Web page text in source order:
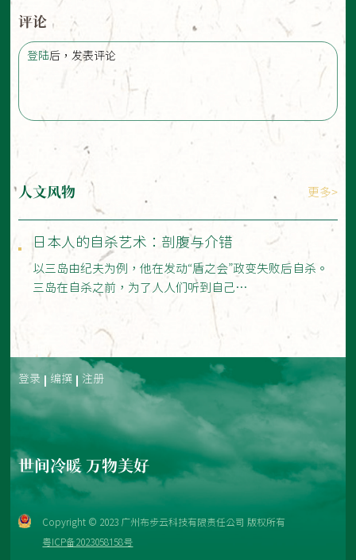
评论
登陆后，发表评论
人文风物 更多>
日本人的自杀艺术：剖腹与介错
以三岛由纪夫为例，他在发动“盾之会”政变失败后自杀。
三岛在自杀之前，为了人人们听到自己…
登录 编撰 注册
世间冷暖 万物美好
Copyright © 2023 广州布步云科技有限责任公司 版权所有
粤ICP备2023058158号